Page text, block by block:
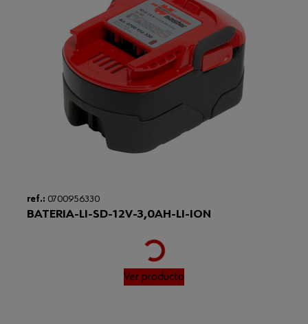
ref.: 0700956330
BATERIA-LI-SD-12V-3,0AH-LI-ION
Loading...
Ver producto